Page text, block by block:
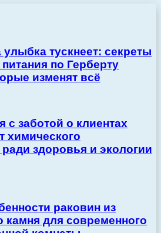
тускнеет: секреты
по Герберту
изменят всё
с заботой о клиентах
химического
здоровья и экологии
раковин из
камня для современного